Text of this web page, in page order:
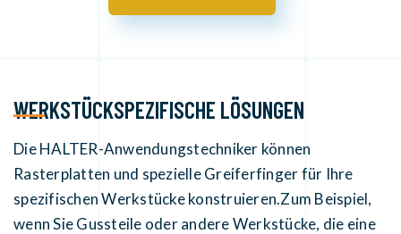
WERKSTÜCKSPEZIFISCHE LÖSUNGEN
Die HALTER-Anwendungstechniker können
Rasterplatten und spezielle Greiferfinger für Ihre
spezifischen Werkstücke konstruieren.Zum Beispiel,
wenn Sie Gussteile oder andere Werkstücke, die eine